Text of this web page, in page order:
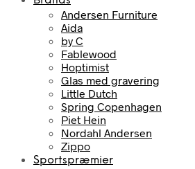
Andersen Furniture
Aida
by C
Fablewood
Hoptimist
Glas med gravering
Little Dutch
Spring Copenhagen
Piet Hein
Nordahl Andersen
Zippo
Sportspræmier